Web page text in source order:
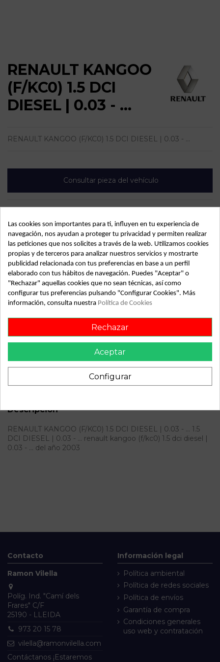
RENAULT KANGOO
(F/KC0) 1.5 DCI
DIESEL | 0.03 - ...
RENAULT KANGOO (F/KC0) 1.5 DCI DIESEL | 0.03 - ...
Consultar pieza del vehículo
Detalles de producto
Año fabricación
2003
Código motor
K9K276
Bastidor
VF1KCTEEF37545619
1.5 dCi Diesel | 0.03 - ...
Modelo
KANGOO (F/KC0) 1.5 dCi
Diesel | 0.03 - ...
Descripción
RENAULT KANGOO (F/KC0) 1.5 DCI DIESEL | 0.03 - ... 1.5
DCI DIESEL | 0.03 - ... renault kangoo (f/kc0) 1.5 dci diesel |
0.03 - ... del año 2003
Contacto
Ramon Vilella
Políg. Ind. "Camí dels
Frares" C/F
25190 - LLEIDA
973 20 15 78
vilella@ramonvilella.com
Contáctanos ¡Estaremos
Información legal
Política ambiental
Política de redes sociales
Política de envíos
Garantía de compra
Condiciones generales
uso web y contratación
Las cookies son importantes para ti, influyen en tu experiencia de
navegación, nos ayudan a proteger tu privacidad y permiten realizar
las peticiones que nos solicites a través de la web. Utilizamos cookies
propias y de terceros para analizar nuestros servicios y mostrarte
publicidad relacionada con tus preferencias en base a un perfil
elaborado con tus hábitos de navegación. Puedes "Aceptar" o
"Rechazar" aquellas cookies que no sean técnicas, así como
configurar tus preferencias pulsando "Configurar Cookies". Más
información, consulta nuestra Política de Cookies
Rechazar
Aceptar
Configurar